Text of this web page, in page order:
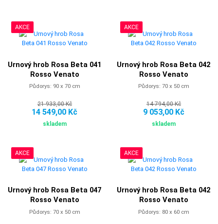
AKCE
Urnový hrob Rosa Beta 041
Rosso Venato
Půdorys: 90 x 70 cm
21 933,00 Kč
14 549,00 Kč
skladem
AKCE
Urnový hrob Rosa Beta 042
Rosso Venato
Půdorys: 70 x 50 cm
14 794,00 Kč
9 053,00 Kč
skladem
AKCE
Urnový hrob Rosa Beta 047
Rosso Venato
Půdorys: 70 x 50 cm
AKCE
Urnový hrob Rosa Beta 042
Rosso Venato
Půdorys: 80 x 60 cm